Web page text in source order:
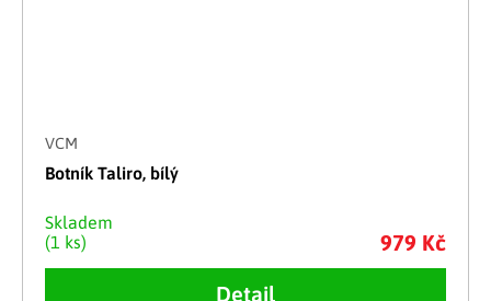
VCM
Botník Taliro, bílý
Skladem
(1 ks)
979 Kč
Detail